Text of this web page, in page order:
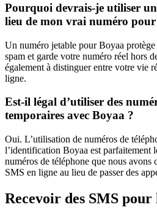
Pourquoi devrais-je utiliser
lieu de mon vrai numéro
Un numéro jetable pour Boyaa
spam et garde votre numéro réel hors
également à distinguer entre votre vie
ligne.
Est-il légal d’utiliser des
temporaires avec Boyaa ?
Oui. L’utilisation de numéros de
l’identification Boyaa est parfaitement
numéros de téléphone que nous
SMS en ligne au lieu de passer des
Recevoir des SMS pour